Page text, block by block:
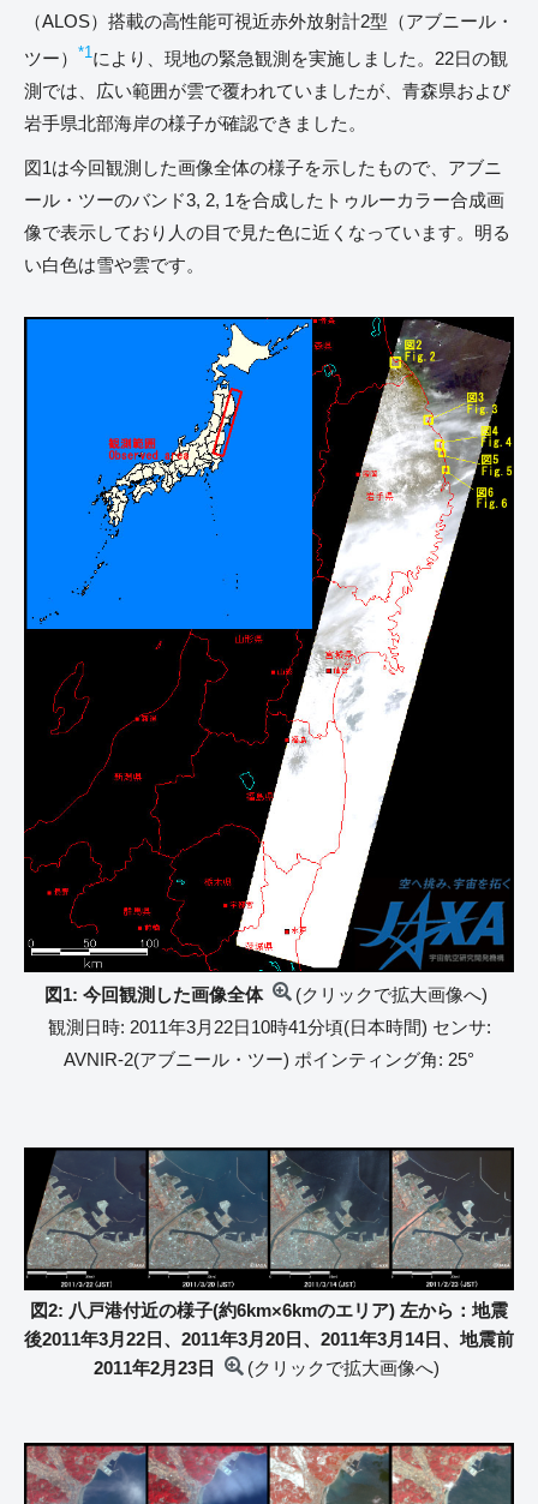
（ALOS）搭載の高性能可視近赤外放射計2型（アブニール・
ツー）
*1 により、現地の緊急観測を実施しました。22日の観
測では、広い範囲が雲で覆われていましたが、青森県および
岩手県北部海岸の様子が確認できました。
図1は今回観測した画像全体の様子を示したもので、アブニ
ール・ツーのバンド3, 2, 1を合成したトゥルーカラー合成画
像で表示しており人の目で見た色に近くなっています。明る
い白色は雪や雲です。
図1: 今回観測した画像全体
(クリックで拡大画像へ)
観測日時: 2011年3月22日10時41分頃(日本時間) センサ:
AVNIR-2(アブニール・ツー) ポインティング角: 25°
図2: 八戸港付近の様子(約6km×6kmのエリア) 左から：地震
後2011年3月22日、2011年3月20日、2011年3月14日、地震前
2011年2月23日
(クリックで拡大画像へ)